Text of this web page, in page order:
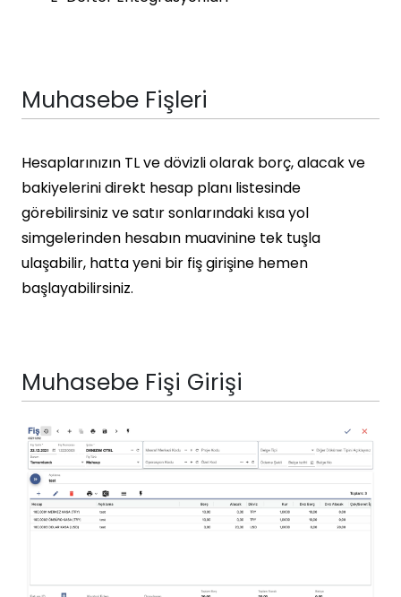
Muhasebe Fişleri
Hesaplarınızın TL ve dövizli olarak borç, alacak ve
bakiyelerini direkt hesap planı listesinde
görebilirsiniz ve satır sonlarındaki kısa yol
simgelerinden hesabın muavinine tek tuşla
ulaşabilir, hatta yeni bir fiş girişine hemen
başlayabilirsiniz.
Muhasebe Fişi Girişi